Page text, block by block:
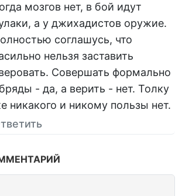
мозгов нет, в бой идут
а у джихадистов оружие.
соглашусь, что
нельзя заставить
Совершать формально
- да, а верить - нет. Толку
никакого и никому пользы нет.